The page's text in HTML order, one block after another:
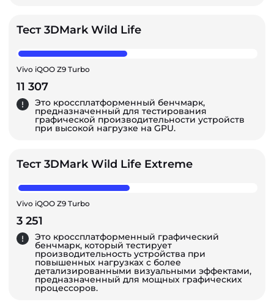
Тест 3DMark Wild Life
Vivo iQOO Z9 Turbo
11 307
Это кроссплатформенный бенчмарк,
предназначенный для тестирования
графической производительности устройств
при высокой нагрузке на GPU.
Тест 3DMark Wild Life Extreme
Vivo iQOO Z9 Turbo
3 251
Это кроссплатформенный графический
бенчмарк, который тестирует
производительность устройства при
повышенных нагрузках с более
детализированными визуальными эффектами,
предназначенный для мощных графических
процессоров.